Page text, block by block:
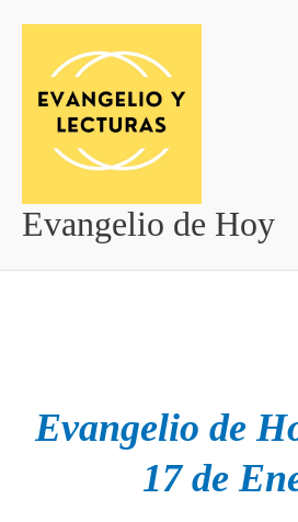
contenido
Evangelio de Hoy
Evangelio de
17 de